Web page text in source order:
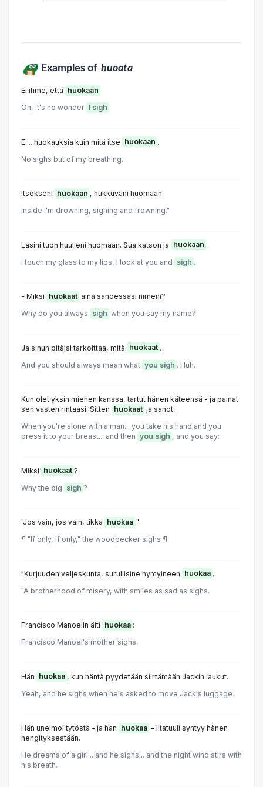
Examples of huoata
Ei ihme, että huokaan
Oh, it's no wonder I sigh
Ei... huokauksia kuin mitä itse huokaan .
No sighs but of my breathing.
Itsekseni huokaan , hukkuvani huomaan"
Inside I'm drowning, sighing and frowning."
Lasini tuon huulieni huomaan. Sua katson ja huokaan .
I touch my glass to my lips, I look at you and sigh .
- Miksi huokaat aina sanoessasi nimeni?
Why do you always sigh when you say my name?
Ja sinun pitäisi tarkoittaa, mitä huokaat .
And you should always mean what you sigh . Huh.
Kun olet yksin miehen kanssa, tartut hänen käteensä - ja painat
sen vasten rintaasi. Sitten huokaat ja sanot:
When you're alone with a man... you take his hand and you
press it to your breast... and then you sigh , and you say:
Miksi huokaat ?
Why the big sigh ?
"Jos vain, jos vain, tikka huokaa ."
¶ "If only, if only," the woodpecker sighs ¶
"Kurjuuden veljeskunta, surullisine hymyineen huokaa .
"A brotherhood of misery, with smiles as sad as sighs.
Francisco Manoelin äiti huokaa :
Francisco Manoel's mother sighs,
Hän huokaa , kun häntä pyydetään siirtämään Jackin laukut.
Yeah, and he sighs when he's asked to move Jack's luggage.
Hän unelmoi tytöstä - ja hän huokaa - iltatuuli syntyy hänen
hengityksestään.
He dreams of a girl... and he sighs... and the night wind stirs with
his breath.